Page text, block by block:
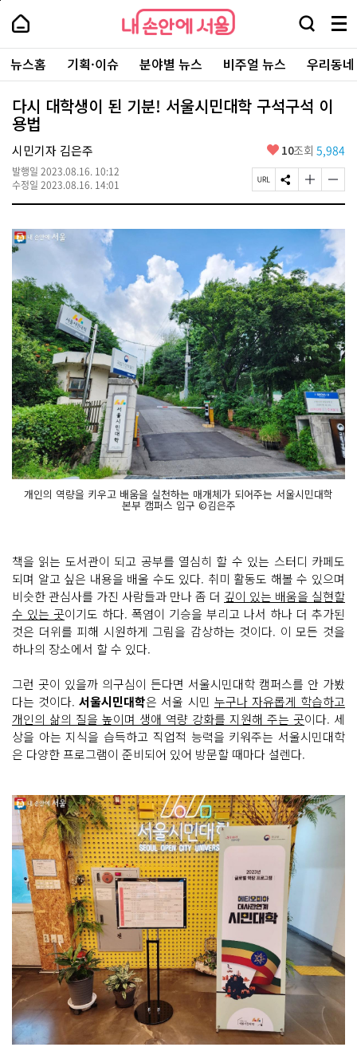
본
로
가
내
손
안
에
서
울
-
서
울
시
대
표
소
통
포
내
손
에
울
검
창
열
기
메
뉴
전
체
보
주
요
서
뉴스홈 기획·이슈 분야별 뉴스 비주얼 뉴스 우리동
다시 대학생이 된 기분! 서울시민대학 구석구석 이
용법
시민기자 김은주
발행일 2023.08.16. 10:12
수정일 2023.08.16. 14:01
좋
요
10조회 5,984
페
이
U
L
복
사
S
N
공
유
하
기
글
자
기
크
변
경
하
기
글
자
기
작
게
변
경
하
기
개인의 역량을 키우고 배움을 실천하는 매개체가 되어주는 서울시민대학
본부 캠퍼스 입구 ©김은주
책을 읽는 도서관이 되고 공부를 열심히 할 수 있는 스터디 카페도
되며 알고 싶은 내용을 배울 수도 있다. 취미 활동도 해볼 수 있으며
비슷한 관심사를 가진 사람들과 만나 좀 더 깊이 있는 배움을 실현할
수 있는 곳이기도 하다. 폭염이 기승을 부리고 나서 하나 더 추가된
것은 더위를 피해 시원하게 그림을 감상하는 것이다. 이 모든 것을
하나의 장소에서 할 수 있다.
그런 곳이 있을까 의구심이 든다면 서울시민대학 캠퍼스를 안 가봤
다는 것이다.서울시민대학은 서울 시민 누구나 자유롭게 학습하고
개인의 삶의 질을 높이며 생애 역량 강화를 지원해 주는 곳이다. 세
상을 아는 지식을 습득하고 직업적 능력을 키워주는 서울시민대학
은 다양한 프로그램이 준비되어 있어 방문할 때마다 설렌다.
페
상
단
로